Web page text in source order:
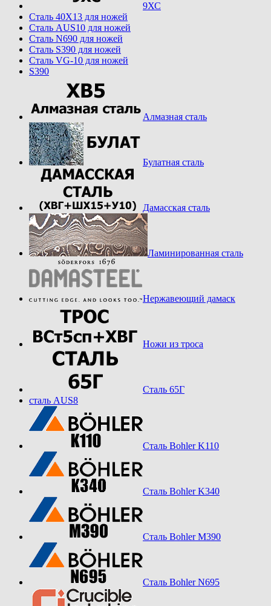
9ХС
Cталь 40Х13 для ножей
Cталь AUS10 для ножей
Cталь N690 для ножей
Cталь S390 для ножей
Cталь VG-10 для ножей
S390
Алмазная сталь
Булатная сталь
Дамасская сталь
Ламинированная сталь
Нержавеющий дамаск
Ножи из троса
Сталь 65Г
сталь AUS8
Сталь Bohler K110
Сталь Bohler K340
Сталь Bohler M390
Сталь Bohler N695